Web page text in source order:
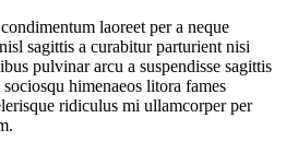
laoreet per a neque
sagittis a curabitur parturient nisi
pulvinar arcu a suspendisse sagittis
himenaeos litora fames
ridiculus mi ullamcorper per